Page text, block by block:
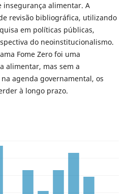
insegurança alimentar. A
revisão bibliográfica, utilizando
em políticas públicas,
do neoinstitucionalismo.
Fome Zero foi uma
alimentar, mas sem a
agenda governamental, os
à longo prazo.